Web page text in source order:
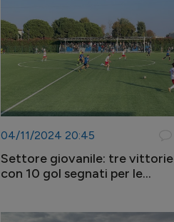
04/11/2024 20:45
Settore giovanile: tre vittorie
con 10 gol segnati per le